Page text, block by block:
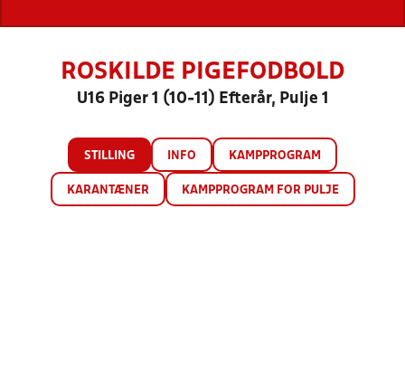
ROSKILDE PIGEFODBOLD
U16 Piger 1 (10-11) Efterår, Pulje 1
STILLING INFO KAMPPROGRAM
KARANTÆNER KAMPPROGRAM FOR PULJE